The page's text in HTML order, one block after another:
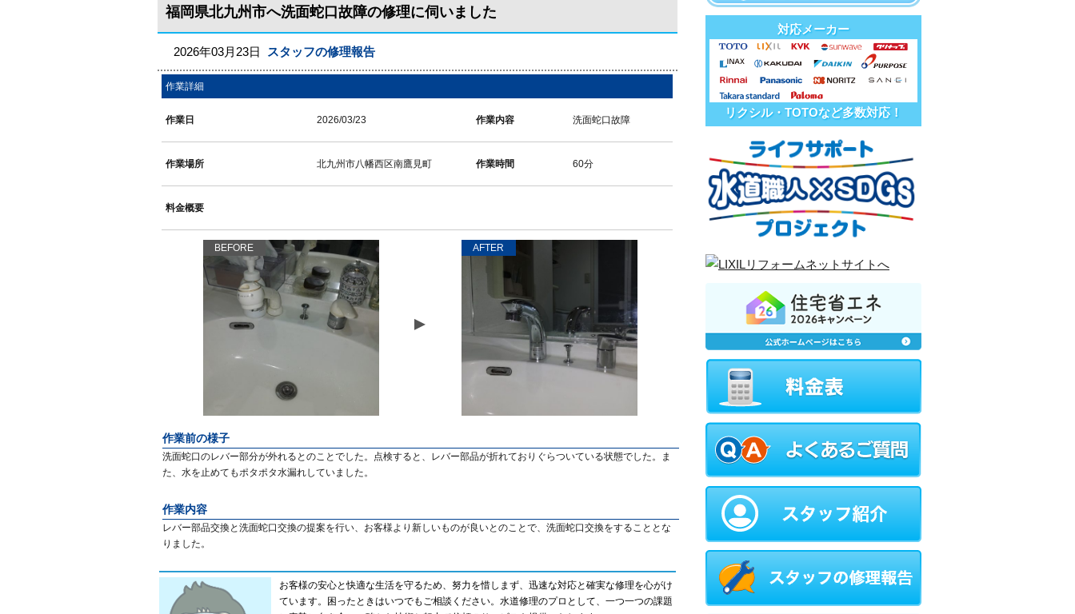
福岡県北九州市へ洗面蛇口故障の修理に伺いました
2026年03月23日 スタッフの修理報告
作業詳細
作業日 2026/03/23 作業内容 洗面蛇口故障
作業場所 北九州市八幡西区南鷹見町 作業時間 60分
料金概要
BEFORE AFTER
作業前の様子
洗面蛇口のレバー部分が外れるとのことでした。点検すると、レバー部品が折れておりぐらついている状態でした。ま
た、水を止めてもポタポタ水漏れしていました。
作業内容
レバー部品交換と洗面蛇口交換の提案を行い、お客様より新しいものが良いとのことで、洗面蛇口交換をすることとな
りました。
お客様の安心と快適な生活を守るため、努力を惜しまず、迅速な対応と確実な修理を心がけ
ています。困ったときはいつでもご相談ください。水道修理のプロとして、一つ一つの課題
対応メーカー
リクシル・TOTOなど多数対応！